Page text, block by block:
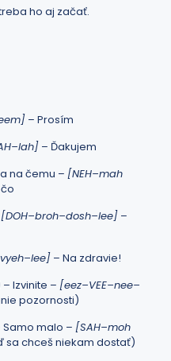
ho aj začať.
– Prosím
– Ďakujem
na čemu – [NEH–mah
[DOH–broh–dosh–lee] –
– Na zdravie!
Izvinite – [eez–VEE–nee–
pozornosti)
malo – [SAH–moh
sa chceš niekam dostať)